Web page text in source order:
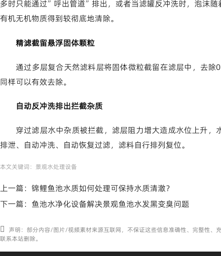
多时只能通过”呼出管道”排出，或者当滤罐反冲洗时，泡沫
有机无机物质得到较彻底地清除。
精滤截留悬浮固体颗粒
通过多层复合天然滤料层将固体微粒截留在滤层中，去
同样可以有效去除。
自动反冲洗排出拦截杂质
穿过滤层水中杂质被拦截，滤层阻力增大造成水位上升
排泄、自动冲洗、自动恢复过滤，滤料自行排列复位。
本文关键词： 景观水处理设备
上一篇： 锦鲤鱼池水质如何处理可保持水质清澈？
下一篇： 鱼池水净化设备解决景观鱼池水发黑变臭问题
声明：部分内容/图片/视频素材来源互联网，不保证这些信息准确性、完整性、
联系本站删除。